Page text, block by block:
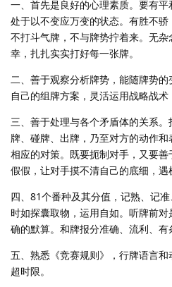
一、首先是良好的心理素质。要有
处于以不变应万变的状态。有胜不骄
不打斗气牌，不与牌势拧着来。无
幸，扎扎实实打好每一张牌。
二、善于观察分析牌势，能随牌势
自己的组牌方案，灵活运用战略战术
三、善于处理与各个矛盾体的关系
牌、碰牌、出牌，乃至对方的动作
相应的对策。既要扼制对手，又要
假假，让对手摸不清自己的底细，遇
四、81个番种及其分值，记熟、记
时如探囊取物，运用自如。听牌前
确的默算。和牌报分准确、流利、有
五、熟悉《竞赛规则》，行牌语言
超时限。